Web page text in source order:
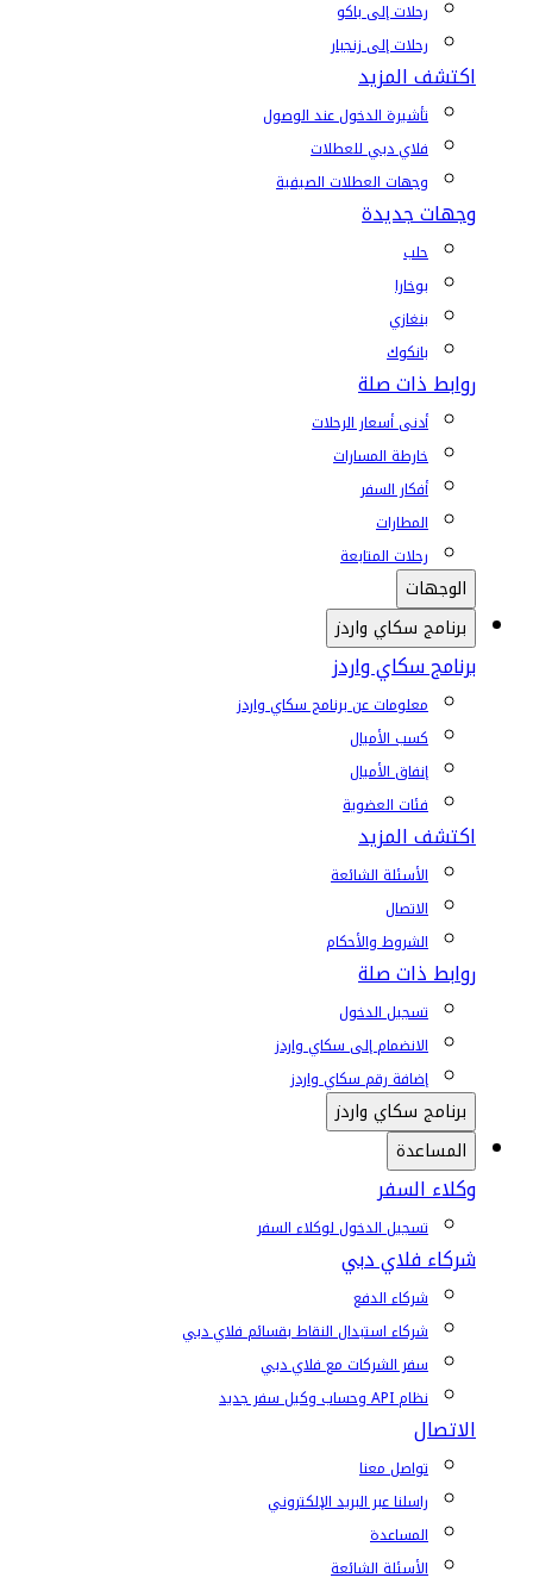
رحلات إلى باكو
رحلات إلى زنجبار
اكتشف المزيد
تأشيرة الدخول عند الوصول
فلاي دبي للعطلات
وجهات العطلات الصيفية
وجهات جديدة
حلب
بوخارا
بنغازي
بانكوك
روابط ذات صلة
أدنى أسعار الرحلات
خارطة المسارات
أفكار السفر
المطارات
رحلات المتابعة
الوجهات
برنامج سكاي واردز
برنامج سكاي واردز
معلومات عن برنامج سكاي واردز
كسب الأميال
إنفاق الأميال
فئات العضوية
اكتشف المزيد
الأسئلة الشائعة
الاتصال
الشروط والأحكام
روابط ذات صلة
تسجيل الدخول
الانضمام إلى سكاي واردز
إضافة رقم سكاي واردز
برنامج سكاي واردز
المساعدة
وكلاء السفر
تسجيل الدخول لوكلاء السفر
شركاء فلاي دبي
شركاء الدفع
شركاء استبدال النقاط بقسائم فلاي دبي
سفر الشركات مع فلاي دبي
نظام API وحساب وكيل سفر جديد
الاتصال
تواصل معنا
راسلنا عبر البريد الإلكتروني
المساعدة
الأسئلة الشائعة